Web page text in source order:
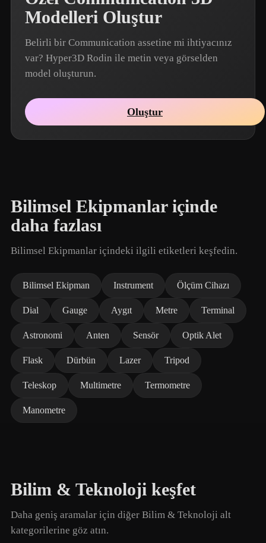
Modelleri Oluştur
Belirli bir Communication assetine mi ihtiyacınız
var? Hyper3D Rodin ile metin veya görselden
model oluşturun.
Oluştur
Bilimsel Ekipmanlar içinde
daha fazlası
Bilimsel Ekipmanlar içindeki ilgili etiketleri keşfedin.
Bilimsel Ekipman Instrument Ölçüm Cihazı
Dial Gauge Aygıt Metre Terminal
Astronomi Anten Sensör Optik Alet
Flask Dürbün Lazer Tripod
Teleskop Multimetre Termometre
Manometre
Bilim & Teknoloji keşfet
Daha geniş aramalar için diğer Bilim & Teknoloji alt
kategorilerine göz atın.